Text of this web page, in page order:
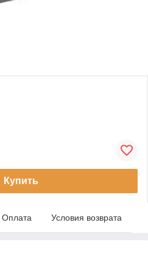
Купить
Оплата Условия возврата